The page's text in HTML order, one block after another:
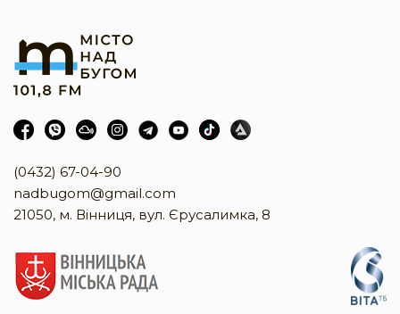
(0432) 67-04-90
nadbugom@gmail.com
21050, м. Вінниця, вул. Єрусалимка, 8